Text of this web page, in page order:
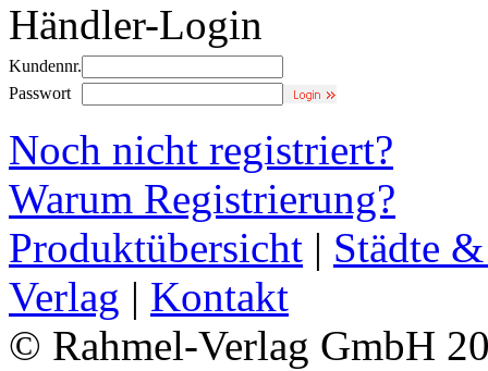
Händler-Login
Kundennr.
Passwort
Noch nicht registriert?
Warum Registrierung?
Produktübersicht | Städte
Verlag | Kontakt
© Rahmel-Verlag GmbH